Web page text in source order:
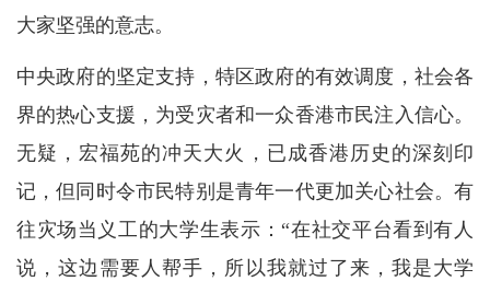
大家坚强的意志。
中央政府的坚定支持，特区政府的有效调度，社会各
界的热心支援，为受灾者和一众香港市民注入信心。
无疑，宏福苑的冲天大火，已成香港历史的深刻印
记，但同时令市民特别是青年一代更加关心社会。有
往灾场当义工的大学生表示：“在社交平台看到有人
说，这边需要人帮手，所以我就过了来，我是大学